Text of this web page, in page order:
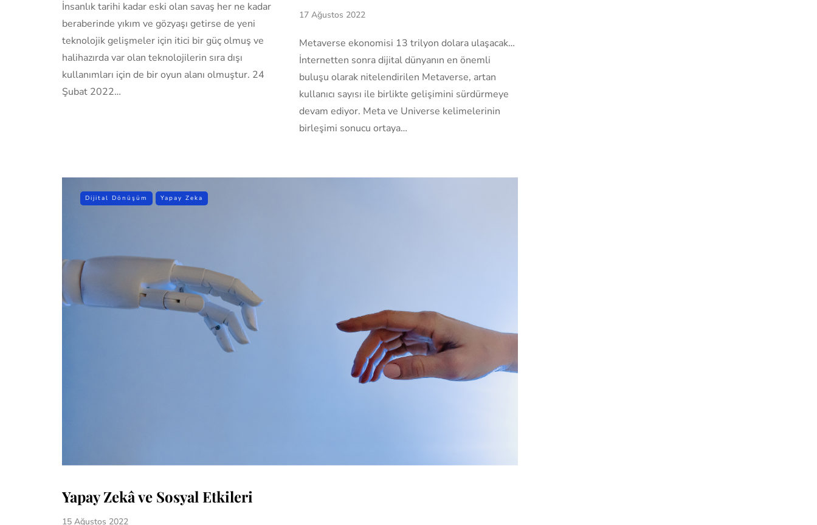
İnsanlık tarihi kadar eski olan savaş her ne kadar
beraberinde yıkım ve gözyaşı getirse de yeni
teknolojik gelişmeler için itici bir güç olmuş ve
halihazırda var olan teknolojilerin sıra dışı
kullanımları için de bir oyun alanı olmuştur. 24
Şubat 2022…
17 Ağustos 2022
Metaverse ekonomisi 13 trilyon dolara ulaşacak…
İnternetten sonra dijital dünyanın en önemli
buluşu olarak nitelendirilen Metaverse, artan
kullanıcı sayısı ile birlikte gelişimini sürdürmeye
devam ediyor. Meta ve Universe kelimelerinin
birleşimi sonucu ortaya…
Dijital Dönüşüm Yapay Zeka
Yapay Zekâ ve Sosyal Etkileri
15 Ağustos 2022